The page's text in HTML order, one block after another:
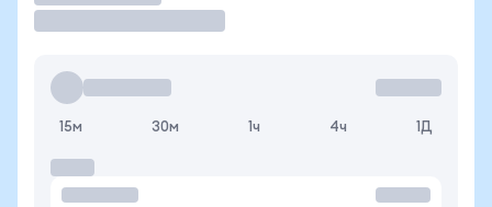
15м 30м 1ч 4ч 1Д